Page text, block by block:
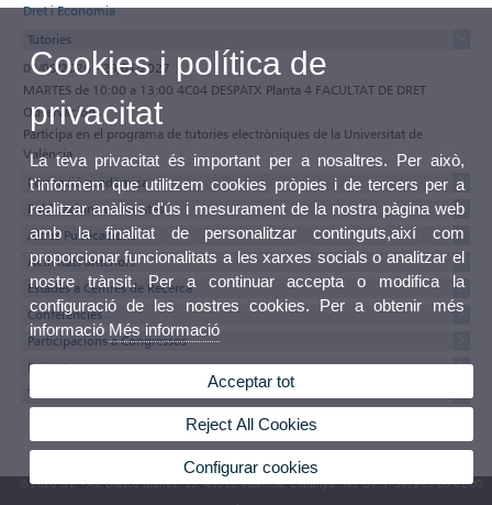
Dret i Economia
Tutories
01/09/2026 - 29/01/2027
MARTES de 10:00 a 13:00 4C04 DESPATX Planta 4 FACULTAT DE DRET
Observacions
Participa en el programa de tutories electròniques de la Universitat de
València
Formació acadèmica
Publicacions en revistes
Altres Publicacions
Activitats anteriors
Estades a Centres de Recerca
Conferències
Participacions a Congressos
Projectes
Textos del currículum
© 2026 UV. - Av. Blasco Ibáñez, 13. 46010 València. Espanya. Tel. UV: (+34) 963 86 41 00
Cookies i política de
privacitat
La teva privacitat és important per a nosaltres. Per això,
t'informem que utilitzem cookies pròpies i de tercers per a
realitzar anàlisis d'ús i mesurament de la nostra pàgina web
amb la finalitat de personalitzar continguts,així com
proporcionar funcionalitats a les xarxes socials o analitzar el
nostre trànsit. Per a continuar accepta o modifica la
configuració de les nostres cookies. Per a obtenir més
informació Més informació
Acceptar tot
Reject All Cookies
Configurar cookies